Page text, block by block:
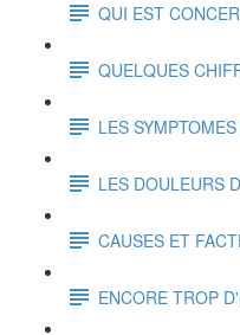
QUI EST
QUELQUES
LES
LES DOULEURS
CAUSES ET
ENCORE TROP